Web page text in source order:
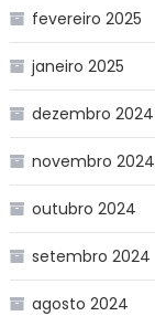
fevereiro 2025
janeiro 2025
dezembro 2024
novembro 2024
outubro 2024
setembro 2024
agosto 2024